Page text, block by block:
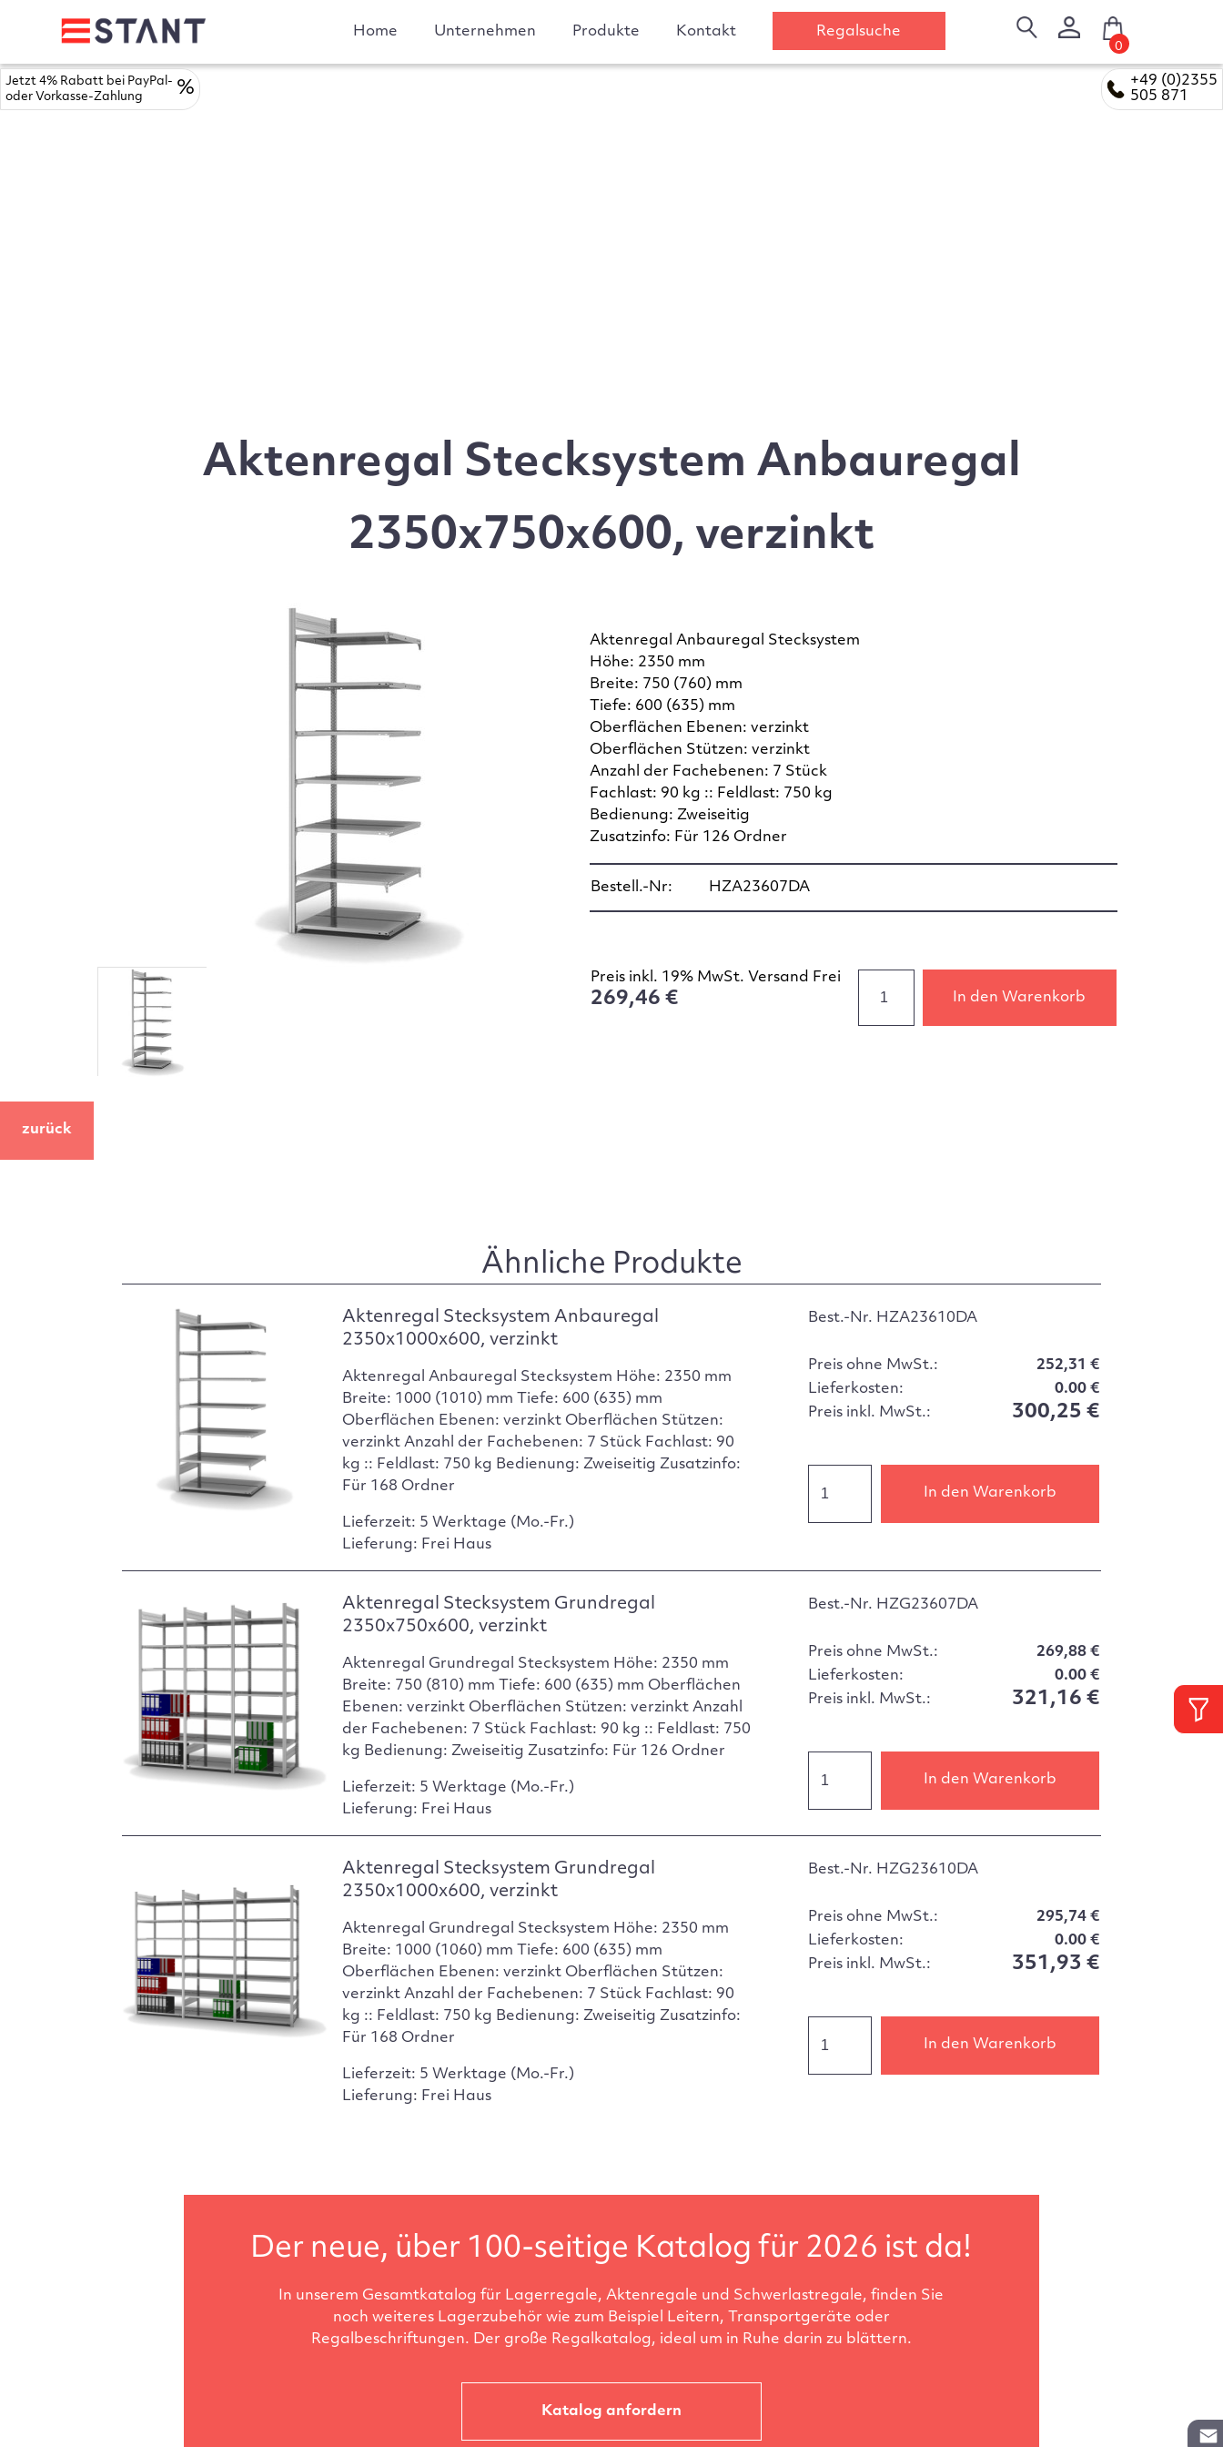
+49 (0)2355
505 871
Jetzt 4% Rabatt bei PayPal-
oder Vorkasse-Zahlung
%
Home Unternehmen Produkte Kontakt Regalsuche
0
Aktenregal Stecksystem Anbauregal
2350x750x600, verzinkt
Aktenregal Anbauregal Stecksystem
Höhe: 2350 mm
Breite: 750 (760) mm
Tiefe: 600 (635) mm
Oberflächen Ebenen: verzinkt
Oberflächen Stützen: verzinkt
Anzahl der Fachebenen: 7 Stück
Fachlast: 90 kg :: Feldlast: 750 kg
Bedienung: Zweiseitig
Zusatzinfo: Für 126 Ordner
Bestell.-Nr: HZA23607DA
Preis inkl. 19% MwSt. Versand Frei
269,46 € In den Warenkorb
zurück
Ähnliche Produkte
Aktenregal Stecksystem Anbauregal
2350x1000x600, verzinkt
Aktenregal Anbauregal Stecksystem Höhe: 2350 mm
Breite: 1000 (1010) mm Tiefe: 600 (635) mm
Oberflächen Ebenen: verzinkt Oberflächen Stützen:
verzinkt Anzahl der Fachebenen: 7 Stück Fachlast: 90
kg :: Feldlast: 750 kg Bedienung: Zweiseitig Zusatzinfo:
Für 168 Ordner
Lieferzeit: 5 Werktage (Mo.-Fr.)
Lieferung: Frei Haus
Best.-Nr. HZA23610DA
Preis ohne MwSt.:
252,31 €
Lieferkosten:
0.00 €
Preis inkl. MwSt.:
300,25 €
In den Warenkorb
Aktenregal Stecksystem Grundregal
2350x750x600, verzinkt
Aktenregal Grundregal Stecksystem Höhe: 2350 mm
Breite: 750 (810) mm Tiefe: 600 (635) mm Oberflächen
Ebenen: verzinkt Oberflächen Stützen: verzinkt Anzahl
der Fachebenen: 7 Stück Fachlast: 90 kg :: Feldlast: 750
kg Bedienung: Zweiseitig Zusatzinfo: Für 126 Ordner
Lieferzeit: 5 Werktage (Mo.-Fr.)
Lieferung: Frei Haus
Best.-Nr. HZG23607DA
Preis ohne MwSt.:
269,88 €
Lieferkosten:
0.00 €
Preis inkl. MwSt.:
321,16 €
In den Warenkorb
Aktenregal Stecksystem Grundregal
2350x1000x600, verzinkt
Aktenregal Grundregal Stecksystem Höhe: 2350 mm
Breite: 1000 (1060) mm Tiefe: 600 (635) mm
Oberflächen Ebenen: verzinkt Oberflächen Stützen:
verzinkt Anzahl der Fachebenen: 7 Stück Fachlast: 90
kg :: Feldlast: 750 kg Bedienung: Zweiseitig Zusatzinfo:
Für 168 Ordner
Lieferzeit: 5 Werktage (Mo.-Fr.)
Lieferung: Frei Haus
Best.-Nr. HZG23610DA
Preis ohne MwSt.:
295,74 €
Lieferkosten:
0.00 €
Preis inkl. MwSt.:
351,93 €
In den Warenkorb
Der neue, über 100-seitige Katalog für 2026 ist da!
In unserem Gesamtkatalog für Lagerregale, Aktenregale und Schwerlastregale, finden Sie
noch weiteres Lagerzubehör wie zum Beispiel Leitern, Transportgeräte oder
Regalbeschriftungen. Der große Regalkatalog, ideal um in Ruhe darin zu blättern.
Katalog anfordern